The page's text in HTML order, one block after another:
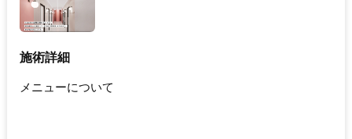
施術詳細
メニューについて